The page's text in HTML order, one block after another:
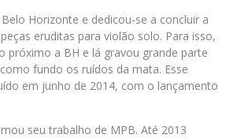
Horizonte e dedicou-se a concluir a
eruditas para violão solo. Para isso,
próximo a BH e lá gravou grande parte
fundo os ruídos da mata. Esse
em junho de 2014, com o lançamento
seu trabalho de MPB. Até 2013